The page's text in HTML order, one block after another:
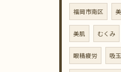
福岡市南区
美肌 むくみ
眼精疲労 吸玉